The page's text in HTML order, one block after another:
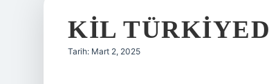
KIL
Tarih: Mart 2, 2025